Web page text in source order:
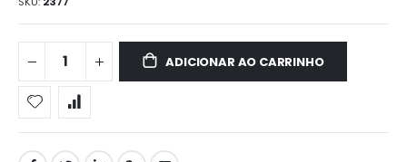
ADICIONAR AO CARRINHO